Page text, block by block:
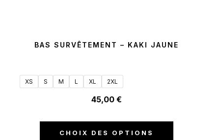
BAS SURVÊTEMENT – KAKI JAUNE
XS S M L XL 2XL
45,00€
CHOIX DES OPTIONS